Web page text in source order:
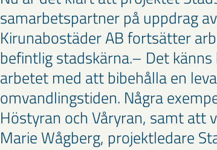
samarbetspartner på uppdrag
Kirunabostäder AB fortsätter
befintlig stadskärna.– Det
arbetet med att bibehålla en
omvandlingstiden. Några
Höstyran och Våryran, samt att
Marie Wågberg, projektledare